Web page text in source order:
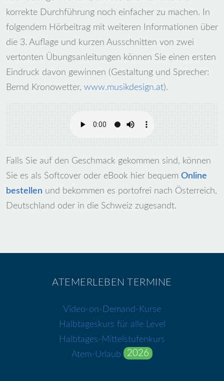
korrekte Durchführung noch einfacher zu machen. In
folgendem Hörbeitrag mit weiteren Informationen über
die 3. Auflage und kurzen Ausschnitten von zwei
vertonten Übungsanleitungen können Sie einen ersten
Eindruck davon gewinnen (Gestaltung und Sprecher:
Bernd Kronowetter, www.musikdesign.at).
Falls Sie auf den Geschmack gekommen sind, können
Sie es als Softcover oder eBook hier bequem Online
bestellen und bekommen es portofrei nach Österreich,
Deutschland oder in die Schweiz zugesandt.
ATEMERLEBEN TERMINE
Video-on-Demand-Kurse
Halbtageskurs für alle Level
Halbtages-Mittelstufenkurs
Atem-Urlaub
2026